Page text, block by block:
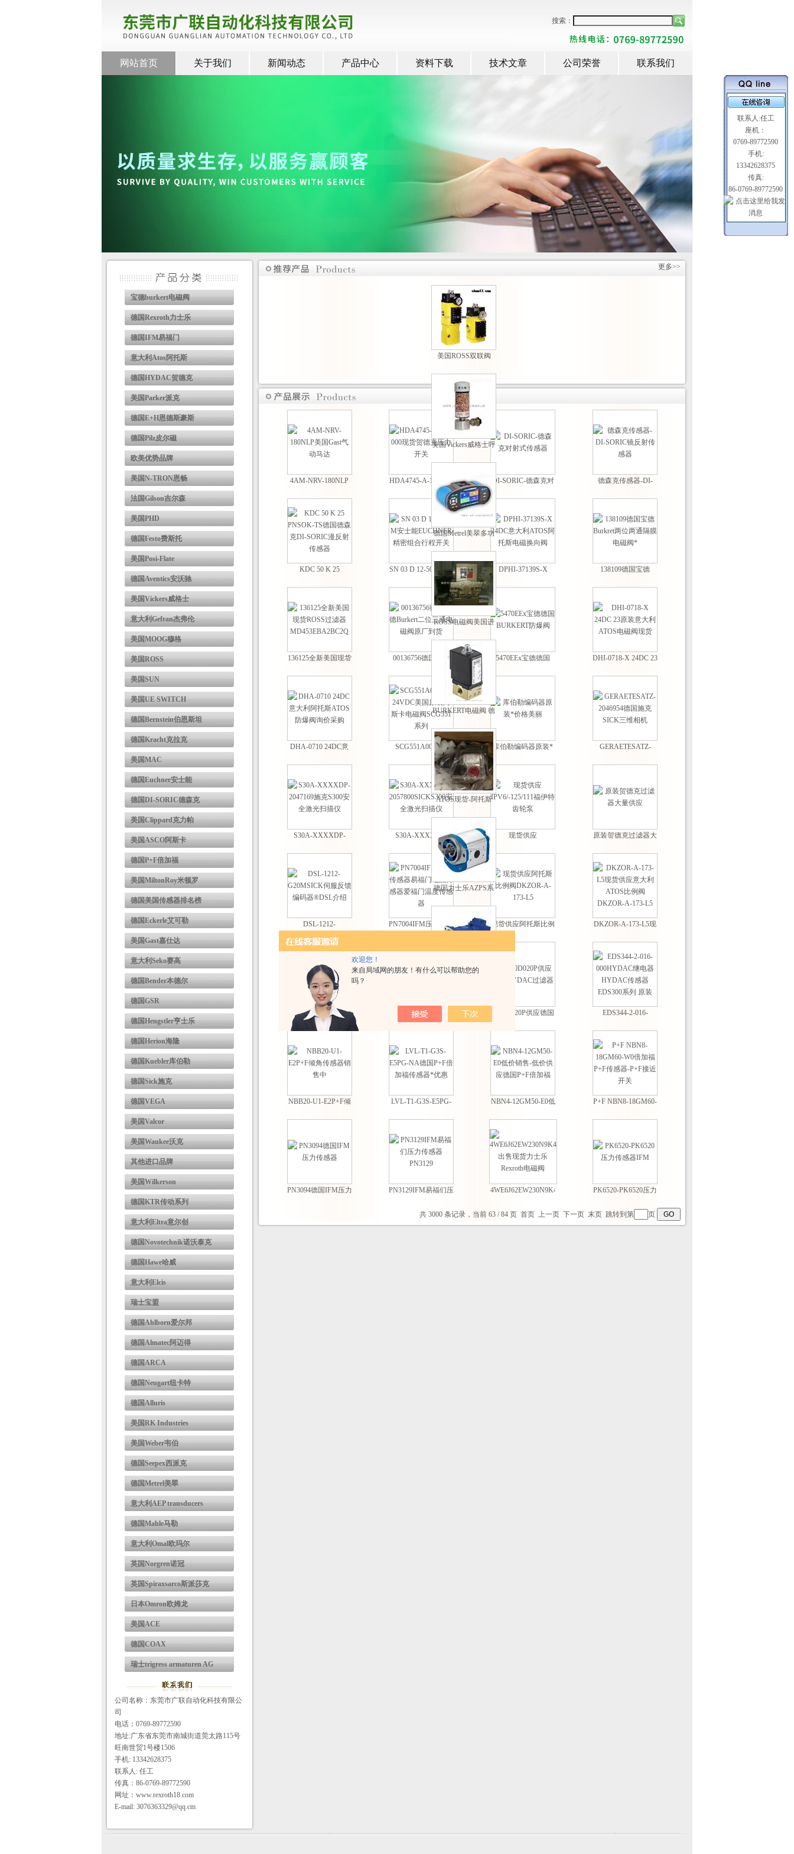
欢迎您！
来自局域网的朋友！有什么可以帮助您的
吗？
搜索：
网站首页 关于我们 新闻动态 产品中心 资料下载 技术文章 公司荣誉 联系我们
宝德burkert电磁阀
德国Rexroth力士乐
德国IFM易福门
意大利Atos阿托斯
德国HYDAC贺德克
美国Parker派克
德国E+H恩德斯豪斯
德国Pilz皮尔磁
欧美优势品牌
美国N-TRON恩畅
法国Gilson吉尔森
美国PHD
德国Festo费斯托
美国Posi-Flate
德国Aventics安沃驰
美国Vickers威格士
意大利Gefran杰弗伦
美国MOOG穆格
美国ROSS
美国SUN
美国UE SWITCH
德国Bernstein伯恩斯坦
德国Kracht克拉克
美国MAC
德国Euchner安士能
德国DI-SORIC德森克
美国Clippard克力帕
美国ASCO阿斯卡
德国P+F倍加福
美国MiltonRoy米顿罗
德国美国传感器排名榜
德国Eckerle艾可勒
美国Gast嘉仕达
意大利Seko赛高
德国Bender本德尔
德国GSR
德国Hengstler亨士乐
德国Herion海隆
德国Kuebler库伯勒
德国Sick施克
德国VEGA
美国Valcor
美国Waukee沃克
其他进口品牌
美国Wilkerson
德国KTR传动系列
意大利Eltra意尔创
德国Novotechnik诺沃泰克
德国Hawe哈威
意大利Elcis
瑞士宝盟
德国Ahlborn爱尔邦
德国Almatec阿迈得
德国ARCA
德国Neugart纽卡特
德国Alluris
美国RK Industries
美国Weber韦伯
德国Seepex西派克
德国Metrel美翠
意大利AEP transducers
德国Mahle马勒
意大利Omal欧玛尔
英国Norgren诺冠
英国Spiraxsarco斯派莎克
日本Omron欧姆龙
美国ACE
德国COAX
瑞士trigress armaturen AG
公司名称：东莞市广联自动化科技有限公
司
电话：0769-89772590
地址:广东省东莞市南城街道莞太路115号
旺南世贸1号楼1506
手机: 13342628375
联系人: 任工
传真：86-0769-89772590
网址：www.rexroth18.com
E-mail: 3076363329@qq.cm
更多>>
美国ROSS双联阀
卖
美国Vickers威格士呼
德国Metrel美翠多功
能测量仪欧美原厂进
ROSS电磁阀美国进
BURKERT电磁阀 德
ATOS现货-阿托斯
PM型手动泵现货
德国力士乐AZPS系
4AM-NRV-180NLP
HDA4745-A-100-000
现货贺德克压力开关
DI-SORIC-德森克对
德森克传感器-DI-
KDC 50 K 25
传感器
SN 03 D 12-502-M安
士能EUCHNER精密
组合行程开关
DPHI-37139S-X
138109德国宝德
136125全新美国现货
00136756德国宝德
Burkert二位三通电磁
5470EEx宝德德国
DHI-0718-X 24DC 23
DHA-0710 24DC意
SCG551A001MS
24VDC美国原装阿斯
卡电磁阀SCG551系
列
库伯勒编码器原装*
GERAETESATZ-
S30A-XXXXDP-
S30A-XXXXCL-
2057800SICKS300安
现货供应
原装贺德克过滤器大
DSL-1212-
G20MSICK伺服反馈
编码器®DSL介绍
PN7004IFM压力传感
现货供应阿托斯比例
DKZOR-A-173-L5现
173-L5
DKZOR-A-173-L5-
ATOS比例阀现货
HDA3844-A-006-000
供应德国HYDAC
传感器
0030D020P供应德国
EDS344-2-016-
EDS300系列 原装
NBB20-U1-E2P+F倾
LVL-T1-G3S-E5PG-
NBN4-12GM50-E0低
P+F NBN8-18GM60-
PN3094德国IFM压力
PN3129IFM易福们压
4WE6J62EW230N9K4
Rexroth电磁阀
PK6520-PK6520压力
共 3000 条记录，当前 63 / 84 页 首页 上一页 下一页 末页 跳转到第 页
联系人:任工
座机：
0769-89772590
手机:
13342628375
传真:
86-0769-89772590